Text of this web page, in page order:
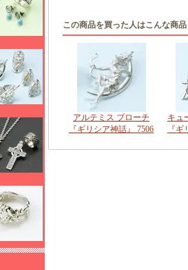
この商品を買った人はこんな商
アルテミス ブローチ
『ギリシア神話』 7506
キュ
『